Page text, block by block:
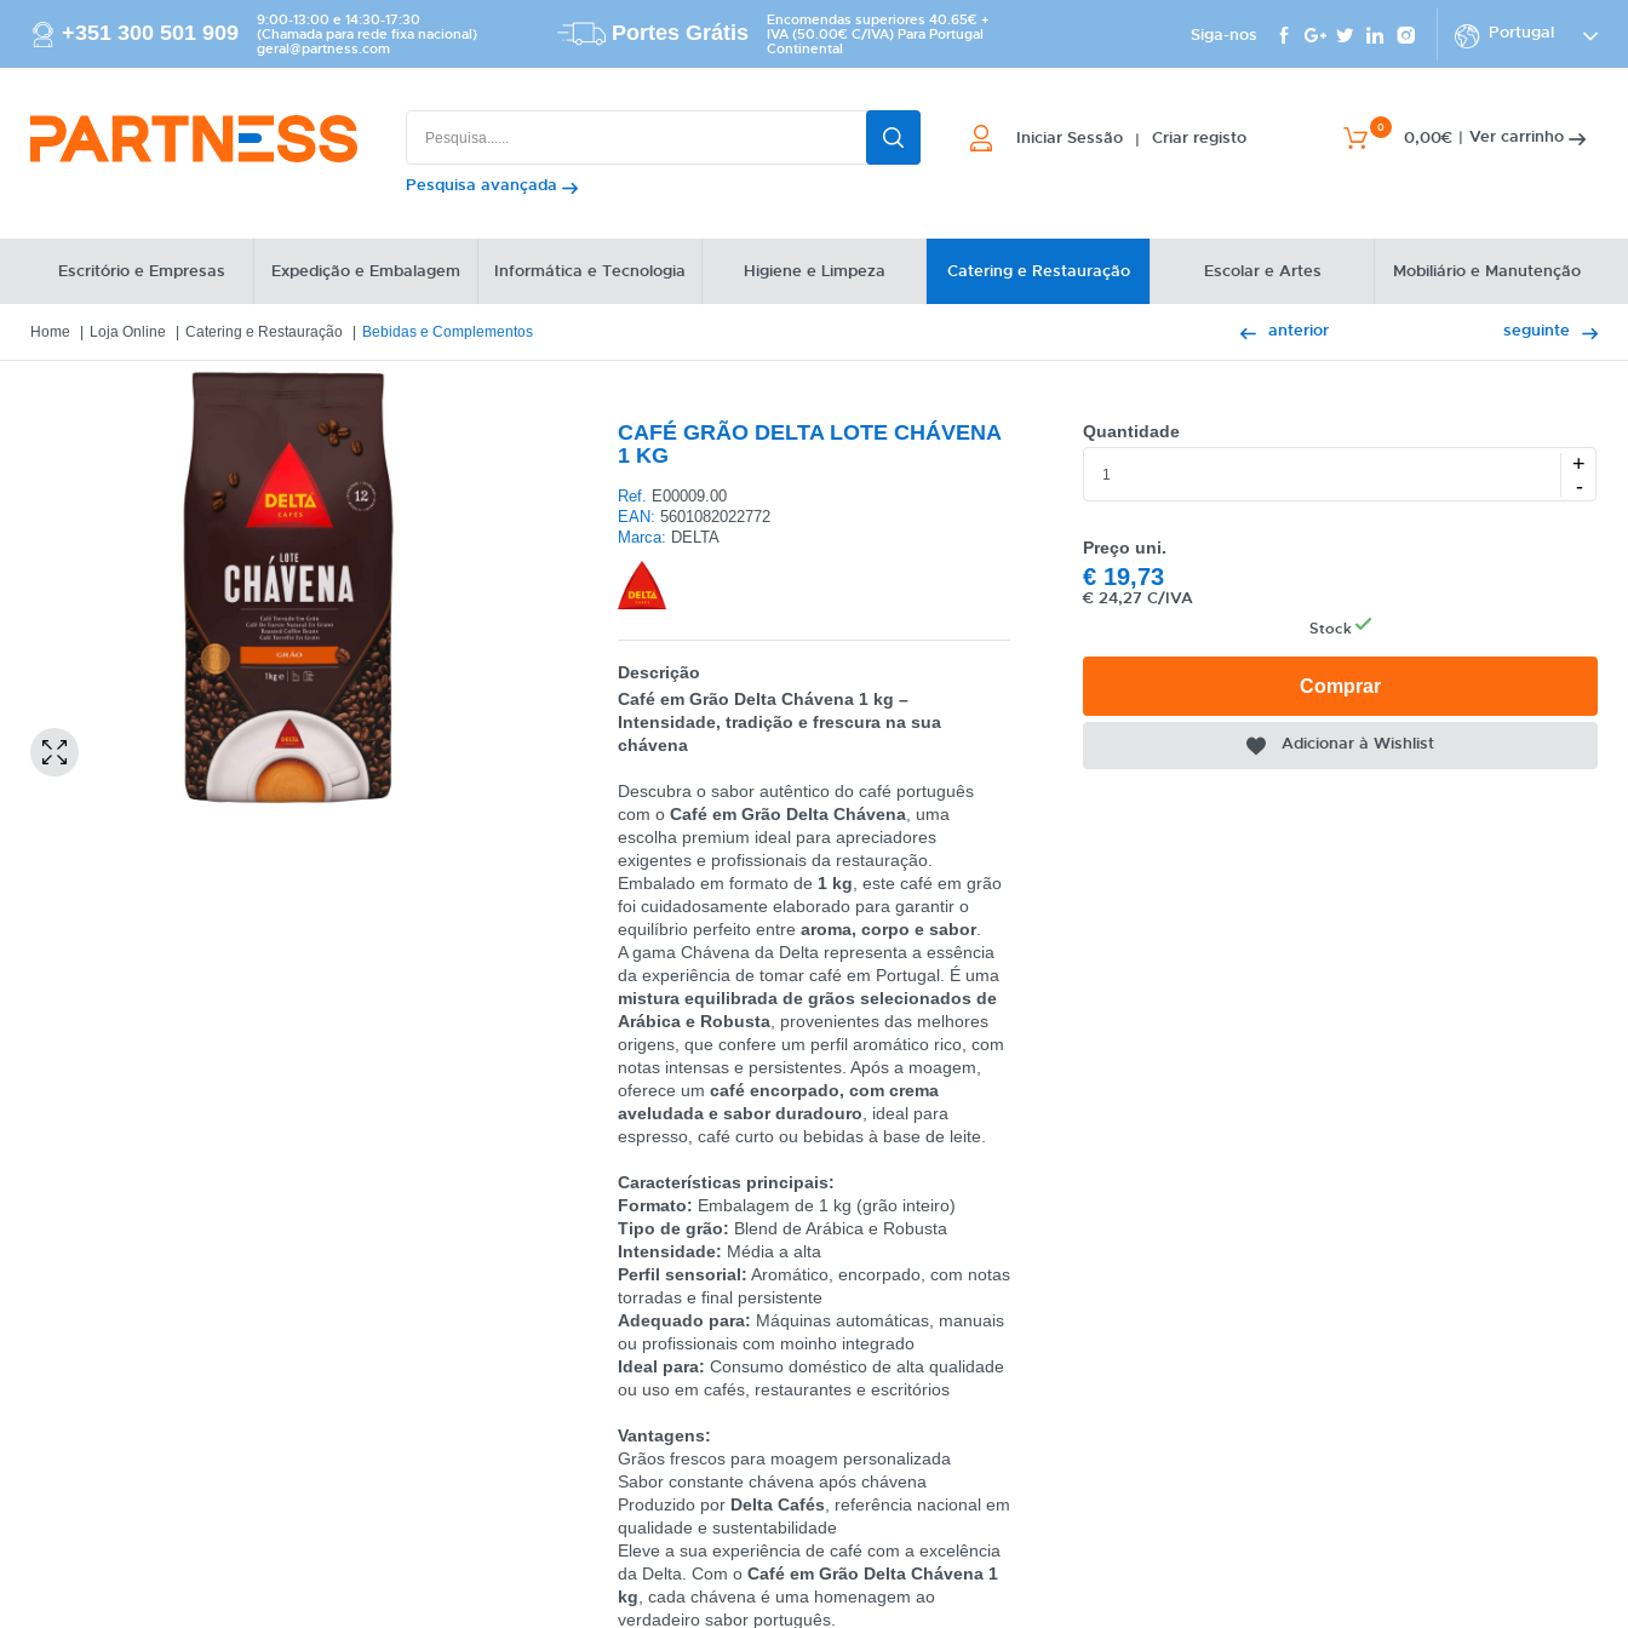
+351 300 501 909
9:00-13:00 e 14:30-17:30
(Chamada para rede fixa nacional)
geral@partness.com
Portes Grátis
Encomendas superiores 40.65€ +
IVA (50.00€ C/IVA) Para Portugal
Continental
Siga-nos Portugal
Pesquisa avançada
Iniciar Sessão | Criar registo 0 0,00€ | Ver carrinho
Escritório e Empresas Expedição e Embalagem Informática e Tecnologia Higiene e Limpeza Catering e Restauração Escolar e Artes Mobiliário e Manutenção
Home Loja Online Catering e Restauração Bebidas e Complementos anterior seguinte
CAFÉ GRÃO DELTA LOTE CHÁVENA
1 KG
Ref. E00009.00
EAN: 5601082022772
Marca: DELTA
Descrição
Café em Grão Delta Chávena 1 kg –
Intensidade, tradição e frescura na sua
chávena
Descubra o sabor autêntico do café português
com o Café em Grão Delta Chávena, uma
escolha premium ideal para apreciadores
exigentes e profissionais da restauração.
Embalado em formato de 1 kg , este café em grão
foi cuidadosamente elaborado para garantir o
equilíbrio perfeito entre aroma, corpo e sabor.
A gama Chávena da Delta representa a essência
da experiência de tomar café em Portugal. É uma
mistura equilibrada de grãos selecionados de
Arábica e Robusta, provenientes das melhores
origens, que confere um perfil aromático rico, com
notas intensas e persistentes. Após a moagem,
oferece um café encorpado, com crema
aveludada e sabor duradouro , ideal para
espresso, café curto ou bebidas à base de leite.
Características principais:
Formato: Embalagem de 1 kg (grão inteiro)
Tipo de grão: Blend de Arábica e Robusta
Intensidade: Média a alta
Perfil sensorial: Aromático, encorpado, com notas
torradas e final persistente
Adequado para: Máquinas automáticas, manuais
ou profissionais com moinho integrado
Ideal para: Consumo doméstico de alta qualidade
ou uso em cafés, restaurantes e escritórios
Vantagens:
Grãos frescos para moagem personalizada
Sabor constante chávena após chávena
Produzido por Delta Cafés , referência nacional em
qualidade e sustentabilidade
Eleve a sua experiência de café com a excelência
da Delta. Com o Café em Grão Delta Chávena 1
kg , cada chávena é uma homenagem ao
verdadeiro sabor português.
Quantidade
+
-
Preço uni.
€ 19,73
€24,27 C/IVA
Stock
Comprar
Adicionar à Wishlist